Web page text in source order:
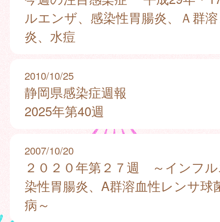
ルエンザ、感染性胃腸炎、Ａ群
炎、水痘
2010/10/25
静岡県感染症週報
2025年第40週
2007/10/20
２０２０年第２７週 ～インフ
染性胃腸炎、A群溶血性レンサ球
病～